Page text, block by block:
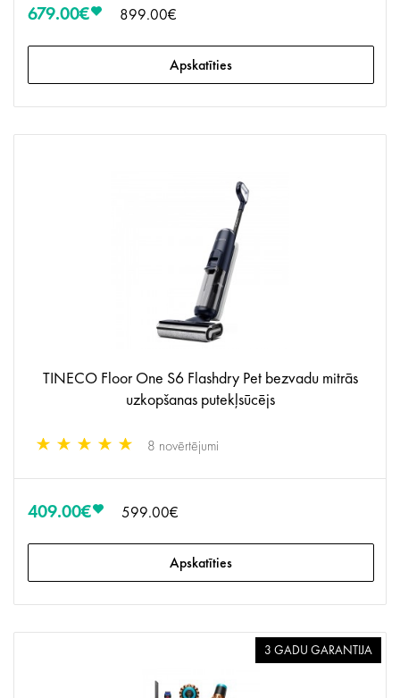
679.00€ 899.00€
Apskatīties
TINECO Floor One S6 Flashdry Pet bezvadu mitrās
uzkopšanas putekļsūcējs
8 novērtējumi
409.00€ 599.00€
Apskatīties
3 GADU GARANTIJA